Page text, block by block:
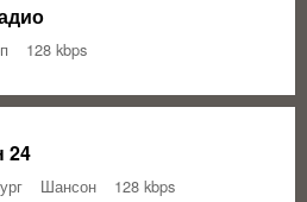
128 kbps
24
Шансон 128 kbps